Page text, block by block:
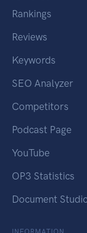
Rankings
Reviews
Keywords
SEO Analyzer
Competitors
Podcast Page
YouTube
OP3 Statistics
Document